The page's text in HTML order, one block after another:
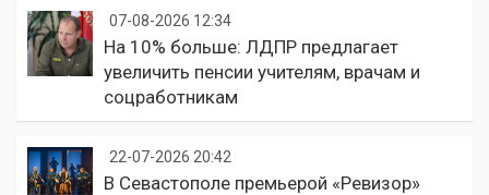
07-08-2026 12:34
На 10% больше: ЛДПР предлагает
увеличить пенсии учителям, врачам и
соцработникам
22-07-2026 20:42
В Севастополе премьерой «Ревизор»